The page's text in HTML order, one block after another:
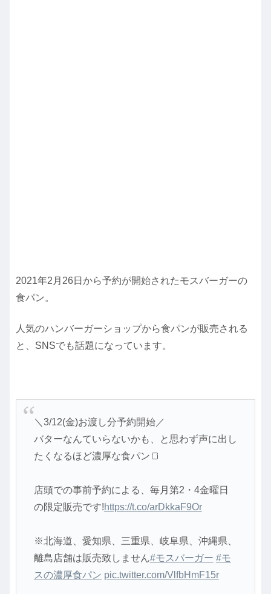
2021年2月26日から予約が開始されたモスバーガーの
食パン。
人気のハンバーガーショップから食パンが販売される
と、SNSでも話題になっています。
＼3/12(金)お渡し分予約開始／
バターなんていらないかも、と思わず声に出し
たくなるほど濃厚な食パン🍞
店頭での事前予約による、毎月第2・4金曜日
の限定販売です!https://t.co/arDkkaF9Or
※北海道、愛知県、三重県、岐阜県、沖縄県、
離島店舗は販売致しません#モスバーガー #モ
スの濃厚食パン pic.twitter.com/VlfbHmF15r